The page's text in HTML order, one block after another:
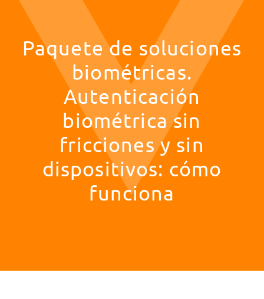
Paquete de soluciones
biométricas.
Autenticación
biométrica sin
fricciones y sin
dispositivos: cómo
funciona